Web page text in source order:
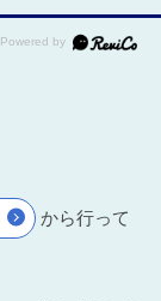
から行って